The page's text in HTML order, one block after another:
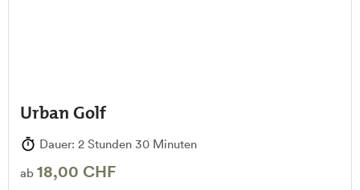
Urban Golf
Dauer: 2 Stunden 30 Minuten
ab 18,00 CHF